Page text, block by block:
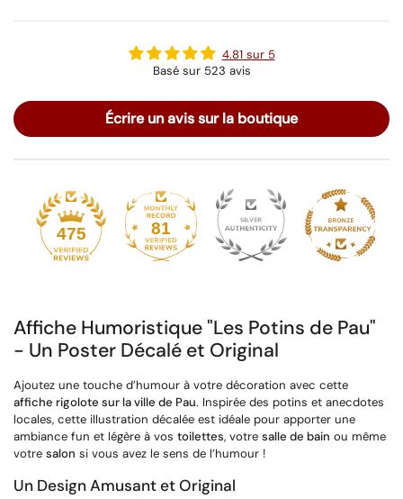
4.81 sur 5
Basé sur 523 avis
Écrire un avis sur la boutique
475 81
Affiche Humoristique "Les Potins de Pau"
- Un Poster Décalé et Original
Ajoutez une touche d’humour à votre décoration avec cette
affiche rigolote sur la ville de Pau. Inspirée des potins et anecdotes
locales, cette illustration décalée est idéale pour apporter une
ambiance fun et légère à vos toilettes, votre salle de bain ou même
votre salon si vous avez le sens de l’humour !
Un Design Amusant et Original